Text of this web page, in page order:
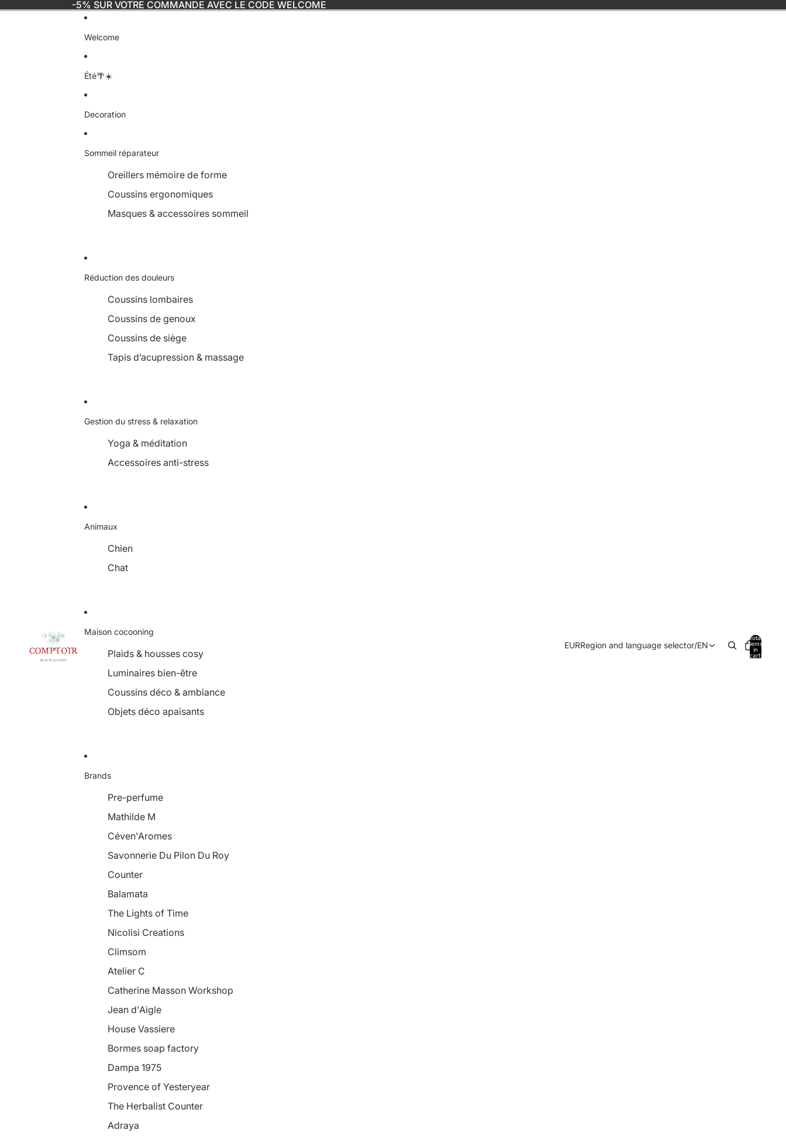
-5% SUR VOTRE COMMANDE AVEC LE CODE WELCOME
Welcome
Été🌴☀️
Decoration
Sommeil réparateur
Oreillers mémoire de forme
Coussins ergonomiques
Masques & accessoires sommeil
Réduction des douleurs
Coussins lombaires
Coussins de genoux
Coussins de siège
Tapis d’acupression & massage
Gestion du stress & relaxation
Yoga & méditation
Accessoires anti-stress
Animaux
Chien
Chat
Maison cocooning
Plaids & housses cosy
Luminaires bien-être
Coussins déco & ambiance
Objets déco apaisants
Brands
Pre-perfume
Mathilde M
Céven'Aromes
Savonnerie Du Pilon Du Roy
Counter
Balamata
The Lights of Time
Nicolisi Creations
Climsom
Atelier C
Catherine Masson Workshop
Jean d'Aigle
House Vassiere
Bormes soap factory
Dampa 1975
Provence of Yesteryear
The Herbalist Counter
Adraya
EURRegion and language selector/EN
Total
items
in
cart: